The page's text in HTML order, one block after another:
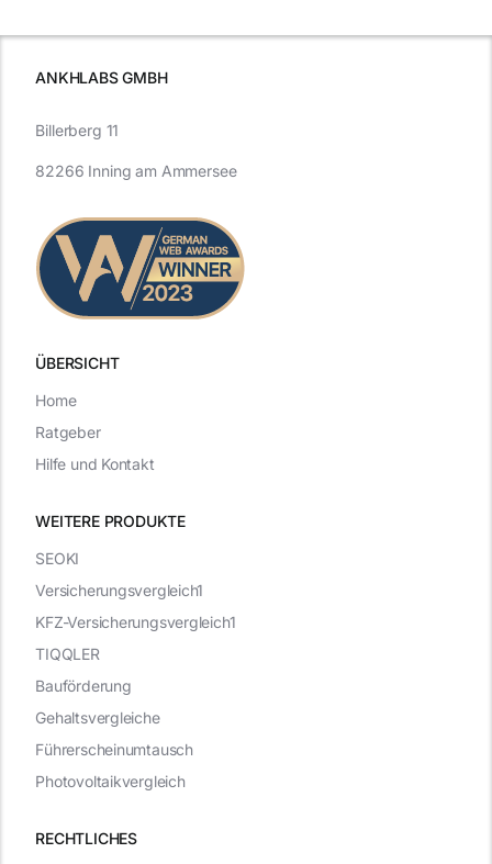
ANKHLABS GMBH
ÜBERSICHT
WEITERE PRODUKTE
RECHTLICHES
Billerberg 11
82266 Inning am Ammersee
SEOKI
Versicherungsvergleich1
KFZ-Versicherungsvergleich1
TIQQLER
Bauförderung
Gehaltsvergleiche
Führerscheinumtausch
Photovoltaikvergleich
Home
Ratgeber
Hilfe und Kontakt